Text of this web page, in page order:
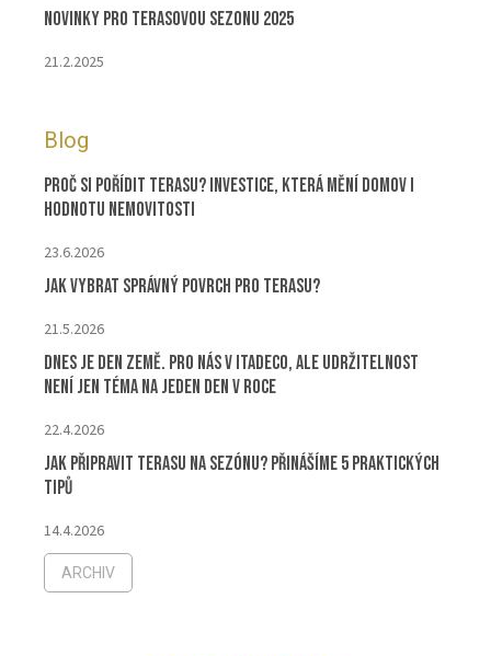
Novinky pro terasovou sezonu 2025
21.2.2025
Blog
Proč si pořídit terasu? Investice, která mění domov i
hodnotu nemovitosti
23.6.2026
Jak vybrat správný povrch pro terasu?
21.5.2026
Dnes je Den Země. Pro nás v ITADECO, ale udržitelnost
není jen téma na jeden den v roce
22.4.2026
Jak připravit terasu na sezónu? Přinášíme 5 praktických
tipů
14.4.2026
ARCHIV